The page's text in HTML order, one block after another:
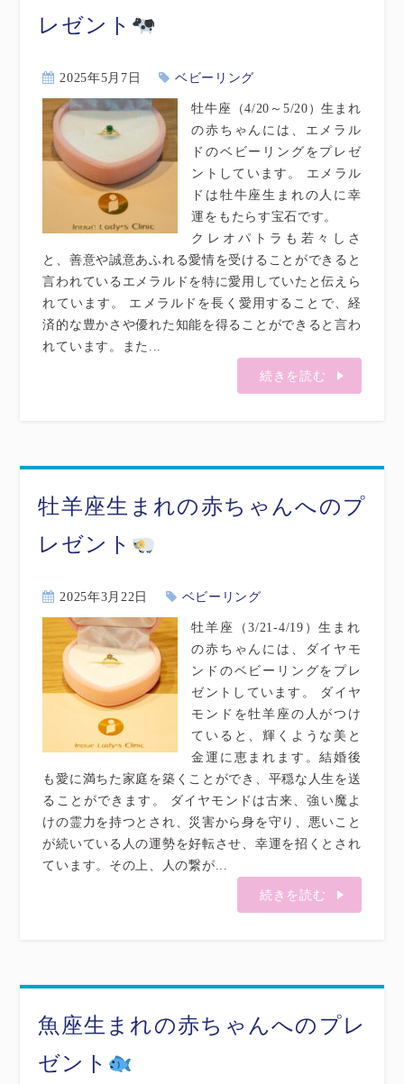
レゼント
2025年5月7日 ベビーリング
牡牛座（4/20～5/20）生まれ
の赤ちゃんには、エメラル
ドのベビーリングをプレゼ
ントしています。 エメラル
ドは牡牛座生まれの人に幸
運をもたらす宝石です。
クレオパトラも若々しさ
と、善意や誠意あふれる愛情を受けることができると
言われているエメラルドを特に愛用していたと伝えら
れています。 エメラルドを長く愛用することで、経
済的な豊かさや優れた知能を得ることができると言わ
れています。また...
続きを読む
牡羊座生まれの赤ちゃんへのプ
レゼント
2025年3月22日 ベビーリング
牡羊座（3/21-4/19）生まれ
の赤ちゃんには、ダイヤモ
ンドのベビーリングをプレ
ゼントしています。 ダイヤ
モンドを牡羊座の人がつけ
ていると、輝くような美と
金運に恵まれます。結婚後
も愛に満ちた家庭を築くことができ、平穏な人生を送
ることができます。 ダイヤモンドは古来、強い魔よ
けの霊力を持つとされ、災害から身を守り、悪いこと
が続いている人の運勢を好転させ、幸運を招くとされ
ています。その上、人の繋が...
続きを読む
魚座生まれの赤ちゃんへのプレ
ゼント